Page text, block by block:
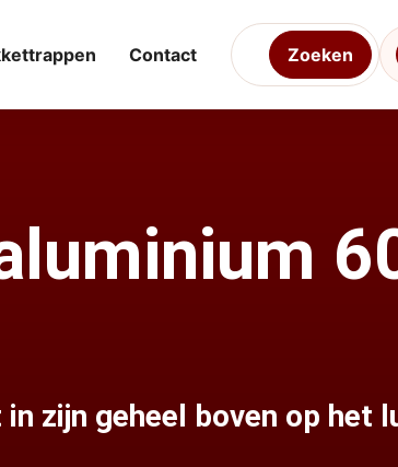
Contact Zoeken
zijn geheel boven op het